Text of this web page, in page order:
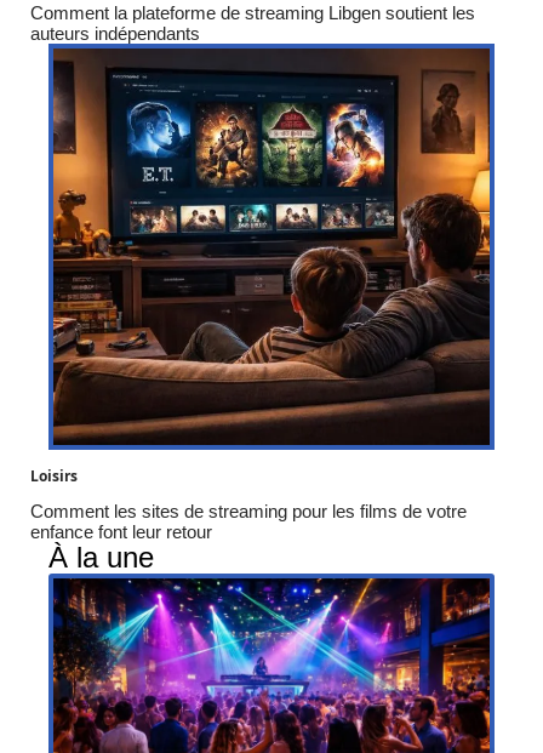
Comment la plateforme de streaming Libgen soutient les
auteurs indépendants
Loisirs
Comment les sites de streaming pour les films de votre
enfance font leur retour
À la une